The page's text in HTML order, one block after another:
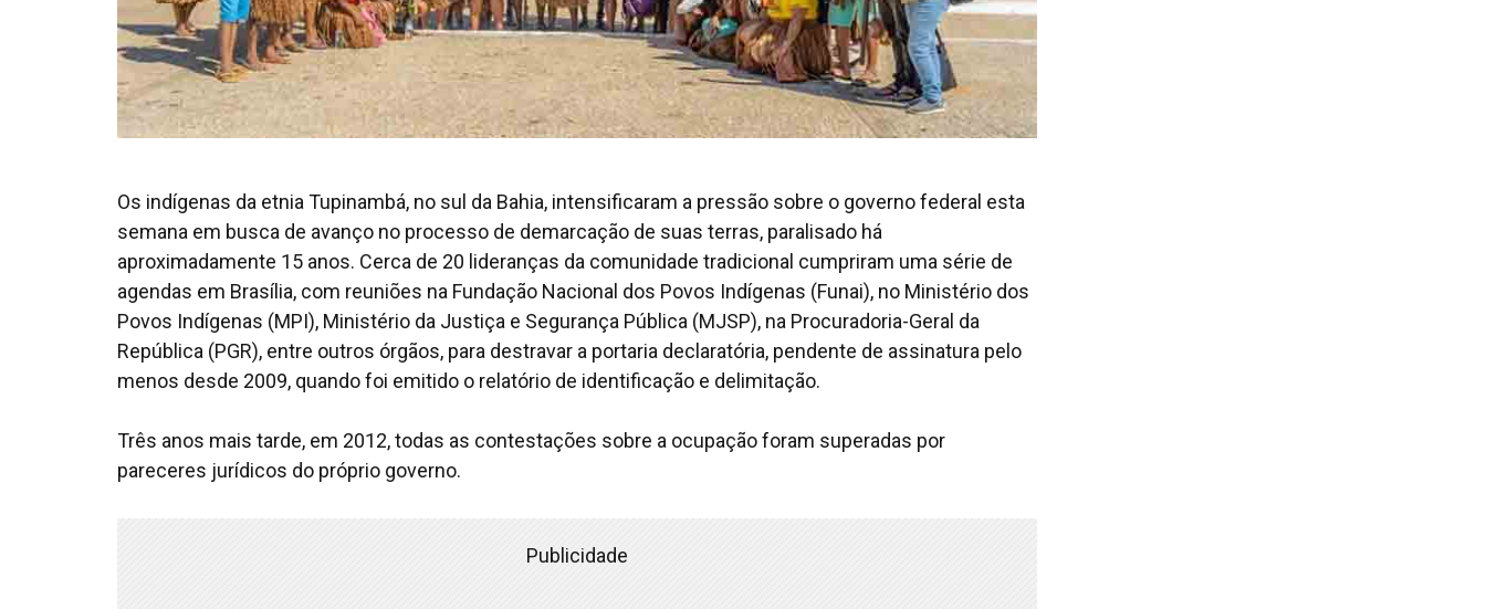
Os indígenas da etnia Tupinambá, no sul da Bahia, intensificaram a pressão sobre o governo federal esta
semana em busca de avanço no processo de demarcação de suas terras, paralisado há
aproximadamente 15 anos. Cerca de 20 lideranças da comunidade tradicional cumpriram uma série de
agendas em Brasília, com reuniões na Fundação Nacional dos Povos Indígenas (Funai), no Ministério dos
Povos Indígenas (MPI), Ministério da Justiça e Segurança Pública (MJSP), na Procuradoria-Geral da
República (PGR), entre outros órgãos, para destravar a portaria declaratória, pendente de assinatura pelo
menos desde 2009, quando foi emitido o relatório de identificação e delimitação.
Três anos mais tarde, em 2012, todas as contestações sobre a ocupação foram superadas por
pareceres jurídicos do próprio governo.
Publicidade